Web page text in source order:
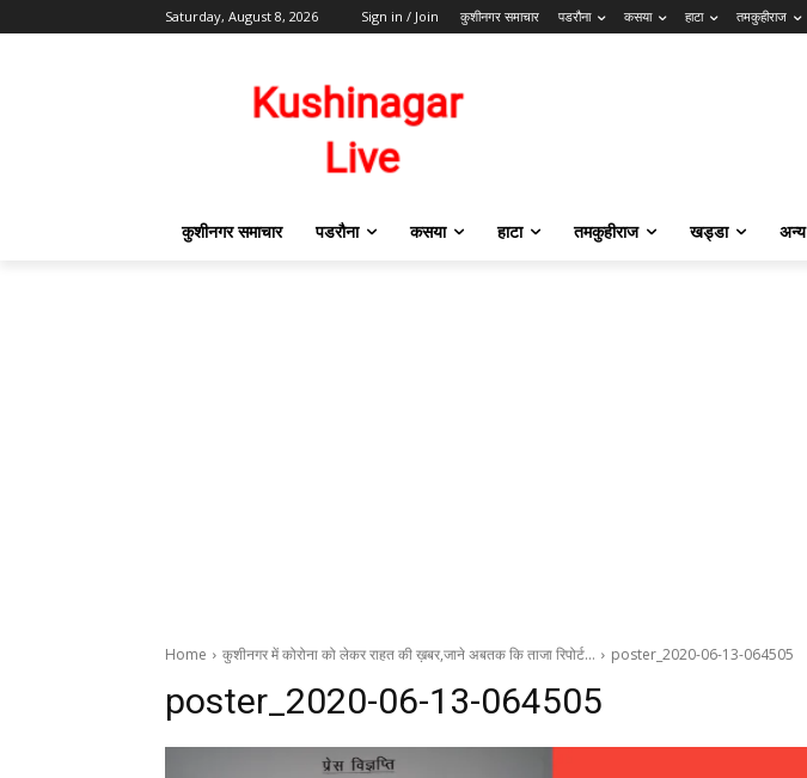
Saturday, August 8, 2026 Sign in / Join कुशीनगर समाचार पडरौना कसया हाटा तमकुहीराज
कुशीनगर समाचार पडरौना कसया हाटा तमकुहीराज खड्डा अन्य
Home कुशीनगर में कोरोना को लेकर राहत की ख़बर,जाने अबतक कि ताजा रिपोर्ट… poster_2020-06-13-064505
poster_2020-06-13-064505